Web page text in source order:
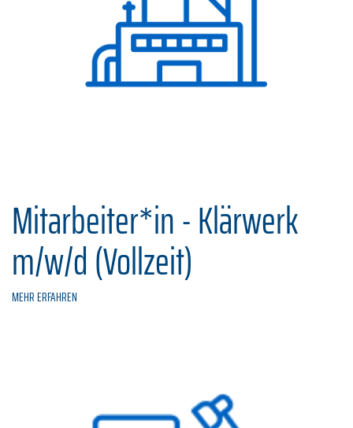
Mitarbeiter*in - Klärwerk
m/w/d (Vollzeit)
MEHR ERFAHREN